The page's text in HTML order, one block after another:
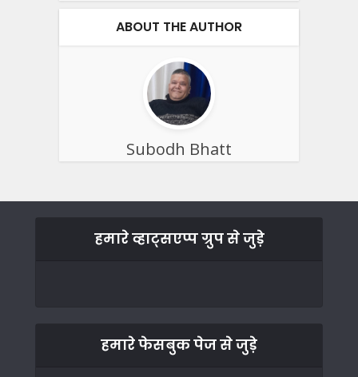
ABOUT THE AUTHOR
Subodh Bhatt
हमारे व्हाट्सएप्प ग्रुप से जुड़े
हमारे फेसबुक पेज से जुड़े